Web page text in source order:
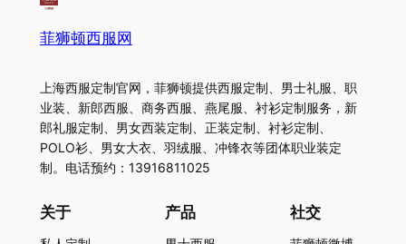
菲狮顿西服网
上海西服定制官网，菲狮顿提供西服定制、男士礼服、职
业装、新郎西服、商务西服、燕尾服、衬衫定制服务，新
郎礼服定制、男女西装定制、正装定制、衬衫定制、
POLO衫、男女大衣、羽绒服、冲锋衣等团体职业装定
制。电话预约：13916811025
关于 产品 社交